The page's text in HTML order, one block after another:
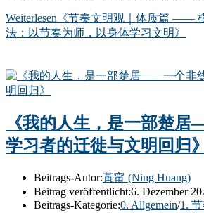
Weiterlesen 《节奏文明观｜体质篇 ——
法：以节奏为师，以身体学习文明》
《我的人生，是一部楚
学习者的迁徙与文明回归》
Beitrags-Autor:黃甯 (Ning Huang)
Beitrag veröffentlicht:6. Dezember
Beitrags-Kategorie:0. Allgemein/1.